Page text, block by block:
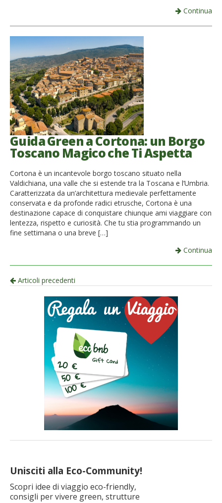
Continua
Guida Green a Cortona: un Borgo
Toscano Magico che Ti Aspetta
Cortona è un incantevole borgo toscano situato nella
Valdichiana, una valle che si estende tra la Toscana e l’Umbria.
Caratterizzata da un’architettura medievale perfettamente
conservata e da profonde radici etrusche, Cortona è una
destinazione capace di conquistare chiunque ami viaggiare con
lentezza, rispetto e curiosità. Che tu stia programmando un
fine settimana o una breve […]
Continua
Navigazione
articolo
Articoli precedenti
Unisciti alla Eco-Community!
Scopri idee di viaggio eco-friendly,
consigli per vivere green, strutture